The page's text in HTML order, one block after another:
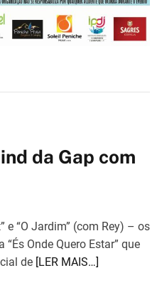
da Gap com
e “O Jardim” (com Rey) – os
Onde Quero Estar” que
de [LER MAIS…]